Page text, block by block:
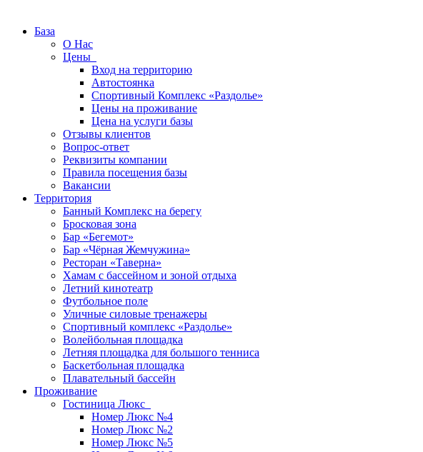
База
О Нас
Цены
Вход на территорию
Автостоянка
Спортивный Комплекс «Раздолье»
Цены на проживание
Цена на услуги базы
Отзывы клиентов
Вопрос-ответ
Реквизиты компании
Правила посещения базы
Вакансии
Территория
Банный Комплекс на берегу
Бросковая зона
Бар «Бегемот»
Бар «Чёрная Жемчужина»
Ресторан «Таверна»
Хамам с бассейном и зоной отдыха
Летний кинотеатр
Футбольное поле
Уличные силовые тренажеры
Спортивный комплекс «Раздолье»
Волейбольная площадка
Летняя площадка для большого тенниса
Баскетбольная площадка
Плавательный бассейн
Проживание
Гостиница Люкс
Номер Люкс №4
Номер Люкс №2
Номер Люкс №5